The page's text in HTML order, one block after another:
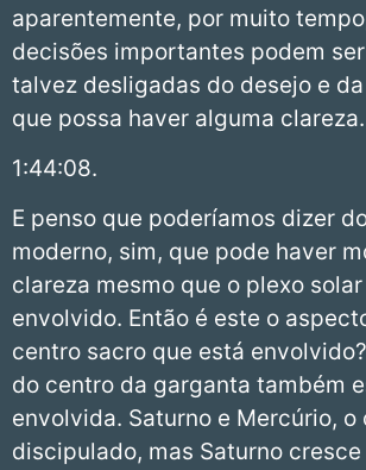
aparentemente, por muito
decisões importantes podem
talvez desligadas do desejo e
que possa haver alguma clareza.
1:44:08.
E penso que poderíamos dizer
moderno, sim, que pode haver
clareza mesmo que o plexo
envolvido. Então é este o
centro sacro que está
do centro da garganta também
envolvida. Saturno e Mercúrio, o
discipulado, mas Saturno